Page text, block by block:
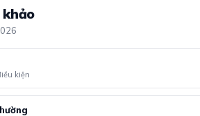
kiện